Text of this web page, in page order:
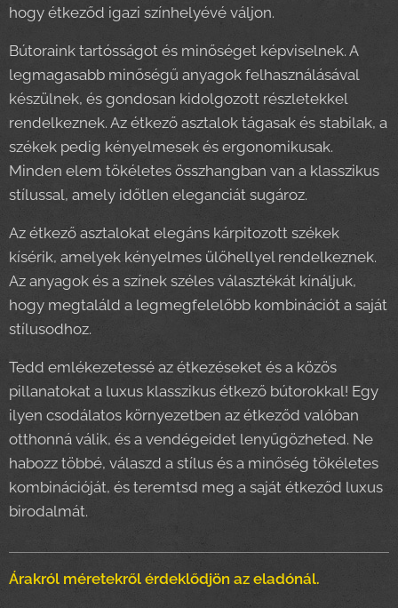
hogy étkeződ igazi színhelyévé váljon.
Bútoraink tartósságot és minőséget képviselnek. A
legmagasabb minőségű anyagok felhasználásával
készülnek, és gondosan kidolgozott részletekkel
rendelkeznek. Az étkező asztalok tágasak és stabilak, a
székek pedig kényelmesek és ergonomikusak.
Minden elem tökéletes összhangban van a klasszikus
stílussal, amely időtlen eleganciát sugároz.
Az étkező asztalokat elegáns kárpitozott székek
kísérik, amelyek kényelmes ülőhellyel rendelkeznek.
Az anyagok és a színek széles választékát kínáljuk,
hogy megtaláld a legmegfelelőbb kombinációt a saját
stílusodhoz.
Tedd emlékezetessé az étkezéseket és a közös
pillanatokat a luxus klasszikus étkező bútorokkal! Egy
ilyen csodálatos környezetben az étkeződ valóban
otthonná válik, és a vendégeidet lenyűgözheted. Ne
habozz többé, válaszd a stílus és a minőség tökéletes
kombinációját, és teremtsd meg a saját étkeződ luxus
birodalmát.
Árakról méretekről érdeklődjön az eladónál.